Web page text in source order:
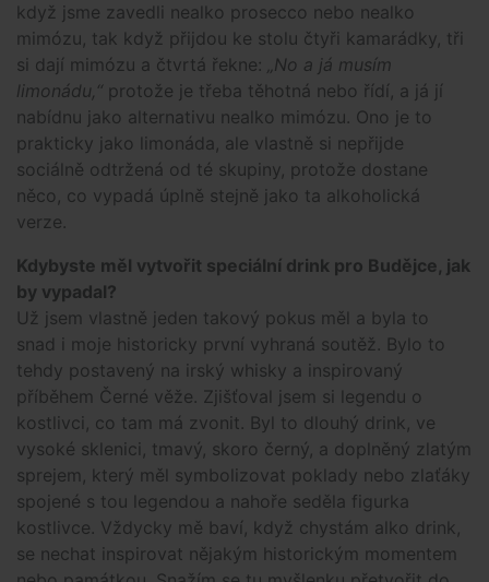
když jsme zavedli nealko prosecco nebo nealko
mimózu, tak když přijdou ke stolu čtyři kamarádky, tři
si dají mimózu a čtvrtá řekne:
„No a já musím
limonádu,“ protože je třeba těhotná nebo řídí, a já jí
nabídnu jako alternativu nealko mimózu. Ono je to
prakticky jako limonáda, ale vlastně si nepřijde
sociálně odtržená od té skupiny, protože dostane
něco, co vypadá úplně stejně jako ta alkoholická
verze.
Kdybyste měl vytvořit speciální drink pro Budějce, jak
by vypadal?
Už jsem vlastně jeden takový pokus měl a byla to
snad i moje historicky první vyhraná soutěž. Bylo to
tehdy postavený na irský whisky a inspirovaný
příběhem Černé věže. Zjišťoval jsem si legendu o
kostlivci, co tam má zvonit. Byl to dlouhý drink, ve
vysoké sklenici, tmavý, skoro černý, a doplněný zlatým
sprejem, který měl symbolizovat poklady nebo zlaťáky
spojené s tou legendou a nahoře seděla figurka
kostlivce. Vždycky mě baví, když chystám alko drink,
se nechat inspirovat nějakým historickým momentem